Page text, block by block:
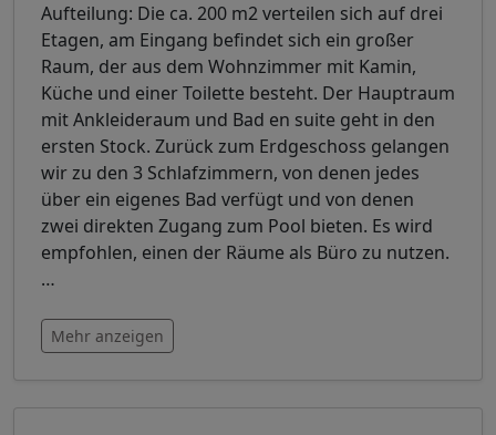
Aufteilung: Die ca. 200 m2 verteilen sich auf drei
Etagen, am Eingang befindet sich ein großer
Raum, der aus dem Wohnzimmer mit Kamin,
Küche und einer Toilette besteht. Der Hauptraum
mit Ankleideraum und Bad en suite geht in den
ersten Stock. Zurück zum Erdgeschoss gelangen
wir zu den 3 Schlafzimmern, von denen jedes
über ein eigenes Bad verfügt und von denen
zwei direkten Zugang zum Pool bieten. Es wird
empfohlen, einen der Räume als Büro zu nutzen.
…
Mehr anzeigen